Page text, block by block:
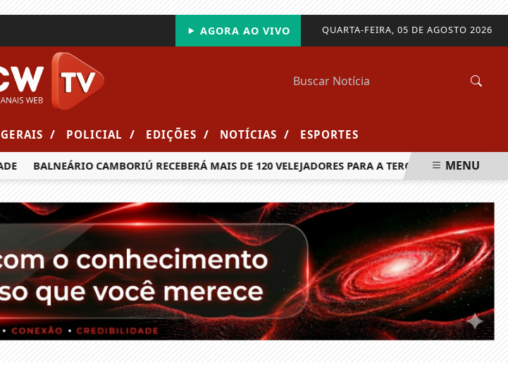
QUARTA-FEIRA, 05 DE AGOSTO 2026
AGORA AO VIVO
/ POLICIAL / EDIÇÕES / NOTÍCIAS / ESPORTES
BALNEÁRIO CAMBORIÚ RECEBERÁ MAIS DE 120 VELEJADORES PARA A TERCEIRA ETAPA DO
MENU